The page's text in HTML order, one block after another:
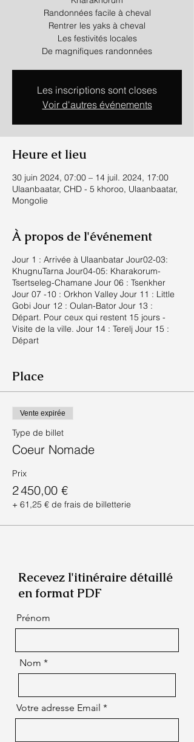
Randonnées facile à cheval
Rentrer les yaks à cheval
Les festivités locales
Les inscriptions sont closes
Voir d'autres événements
Heure et lieu
30 juin 2024, 07:00 – 14 juil. 2024, 17:00
Ulaanbaatar, CHD - 5 khoroo, Ulaanbaatar,
Mongolie
À propos de l'événement
Jour 1 : Arrivée à Ulaanbatar Jour02-03:
KhugnuTarna Jour04-05: Kharakorum-
Tsertseleg-Chamane Jour 06 : Tsenkher
Jour 07 -10 : Orkhon Valley Jour 11 : Little
Gobi Jour 12 : Oulan-Bator Jour 13 :
Départ. Pour ceux qui restent 15 jours -
Visite de la ville. Jour 14 : Terelj Jour 15 :
Départ
Place
Vente expirée
Type de billet
Coeur Nomade
Prix
2 450,00 €
+ 61,25 € de frais de billetterie
Recevez l'itinéraire détaillé
en format PDF
Prénom
Nom
Votre adresse Email